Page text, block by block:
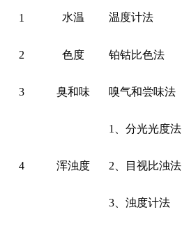
1 水温 温度计法
2 色度 铂钴比色法
3 臭和味 嗅气和尝味法
4 浑浊度
1、分光光度法
2、目视比浊法
3、浊度计法